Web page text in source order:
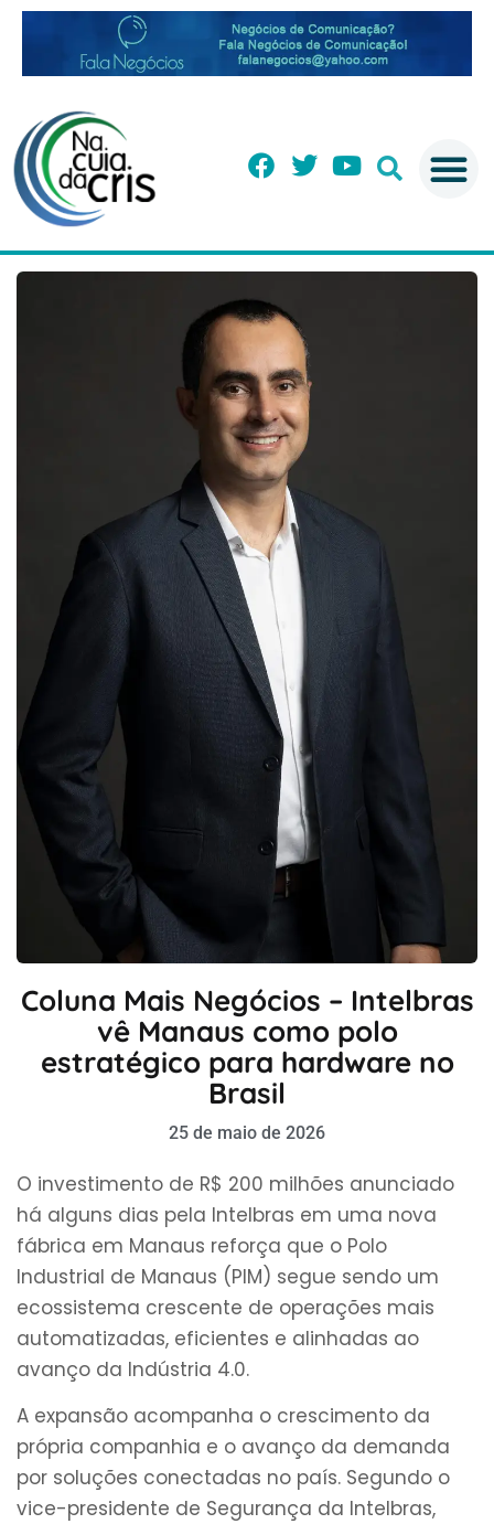
Coluna Mais Negócios – Intelbras
vê Manaus como polo
estratégico para hardware no
Brasil
25 de maio de 2026
O investimento de R$ 200 milhões anunciado
há alguns dias pela Intelbras em uma nova
fábrica em Manaus reforça que o Polo
Industrial de Manaus (PIM) segue sendo um
ecossistema crescente de operações mais
automatizadas, eficientes e alinhadas ao
avanço da Indústria 4.0.
A expansão acompanha o crescimento da
própria companhia e o avanço da demanda
por soluções conectadas no país. Segundo o
vice-presidente de Segurança da Intelbras,